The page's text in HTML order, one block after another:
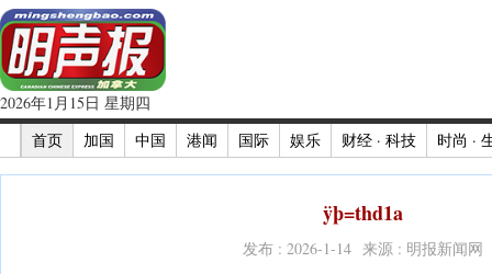
2026年1月15日 星期四
首页
加国 中国 港闻 国际 娱乐 财经 · 科技 时尚 ·
ÿþ=thd1a
发布 : 2026-1-14 来源 : 明报新闻网